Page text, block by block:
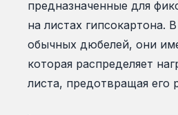
предназначенные для
на листах гипсокартона.
обычных дюбелей, они
которая распределяет
листа, предотвращая его